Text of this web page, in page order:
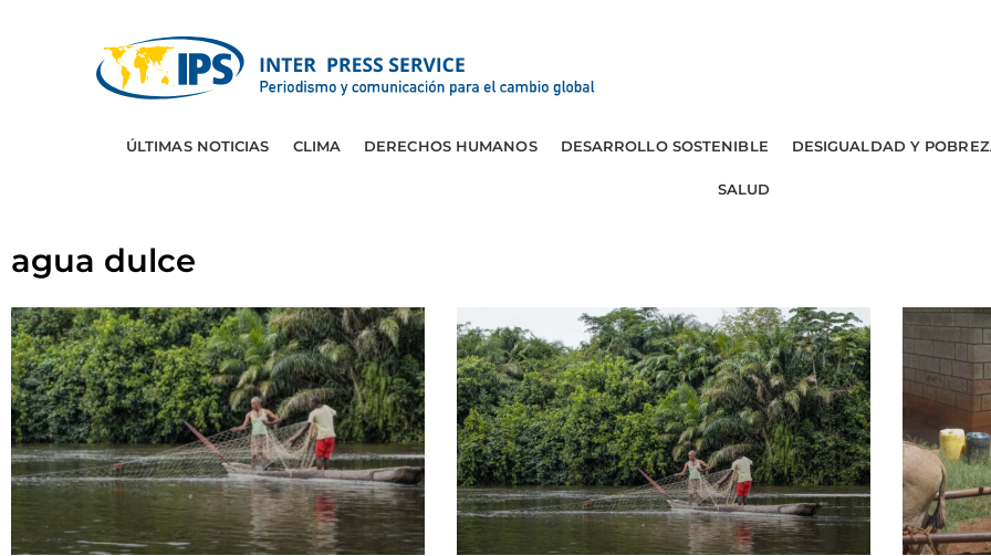
ÚLTIMAS NOTICIAS CLIMA DERECHOS HUMANOS DESARROLLO SOSTENIBLE DESIGUALDAD Y
SALUD
agua dulce